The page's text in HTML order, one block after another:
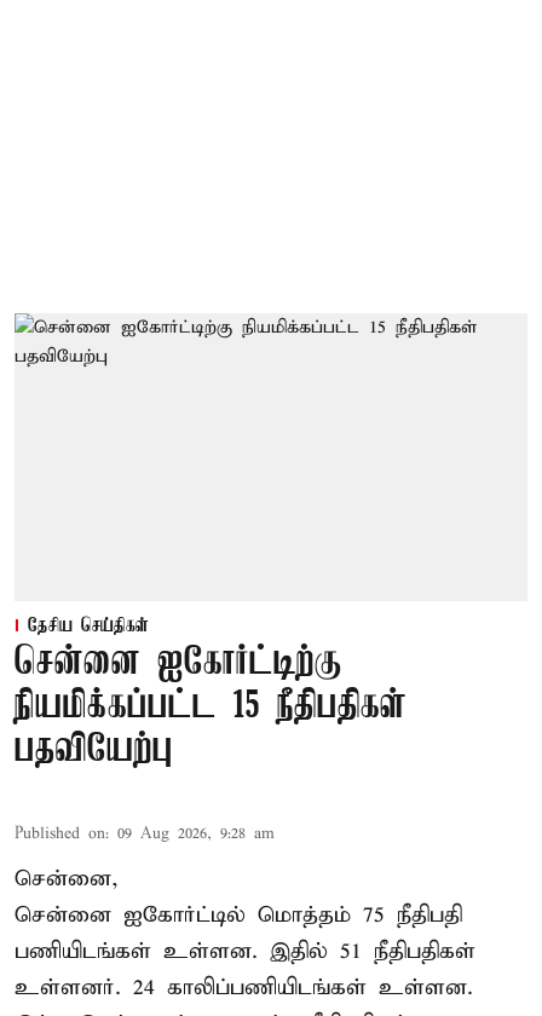
தேசிய செய்திகள்
சென்னை ஐகோர்ட்டிற்கு
நியமிக்கப்பட்ட 15 நீதிபதிகள்
பதவியேற்பு
Published on: 09 Aug 2026, 9:28 am
சென்னை,
சென்னை ஐகோர்ட்டில் மொத்தம் 75 நீதிபதி
பணியிடங்கள் உள்ளன. இதில் 51 நீதிபதிகள்
உள்ளனர். 24 காலிப்பணியிடங்கள் உள்ளன.